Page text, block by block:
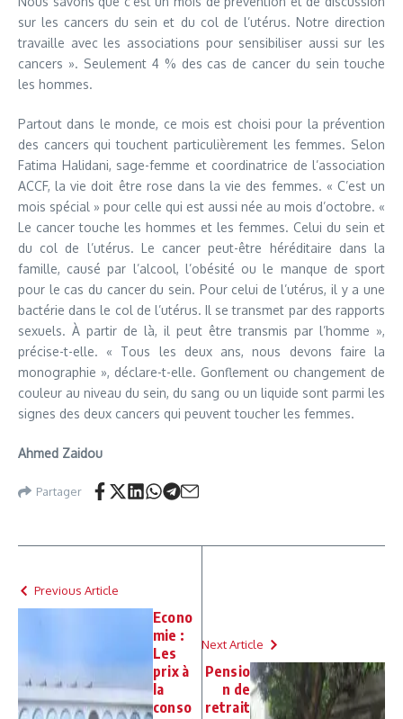
sur les cancers du sein et du col de l’utérus. Notre direction
travaille avec les associations pour sensibiliser aussi sur les
cancers ». Seulement 4 % des cas de cancer du sein touche
les hommes.
Partout dans le monde, ce mois est choisi pour la prévention
des cancers qui touchent particulièrement les femmes. Selon
Fatima Halidani, sage-femme et coordinatrice de l’association
ACCF, la vie doit être rose dans la vie des femmes. « C’est un
mois spécial » pour celle qui est aussi née au mois d’octobre. «
Le cancer touche les hommes et les femmes. Celui du sein et
du col de l’utérus. Le cancer peut-être héréditaire dans la
famille, causé par l’alcool, l’obésité ou le manque de sport
pour le cas du cancer du sein. Pour celui de l’utérus, il y a une
bactérie dans le col de l’utérus. Il se transmet par des rapports
sexuels. À partir de là, il peut être transmis par l’homme »,
précise-t-elle. « Tous les deux ans, nous devons faire la
monographie », déclare-t-elle. Gonflement ou changement de
couleur au niveau du sein, du sang ou un liquide sont parmi les
signes des deux cancers qui peuvent toucher les femmes.
Ahmed Zaidou
Partager
Previous Article
Econo
mie :
Les
prix à
la
conso
Next Article
Pensio
n de
retrait